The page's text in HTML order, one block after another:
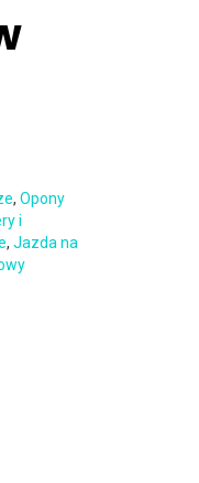
,Opony
i
,Jazda na